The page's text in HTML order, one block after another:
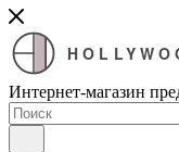
Интернет-магазин